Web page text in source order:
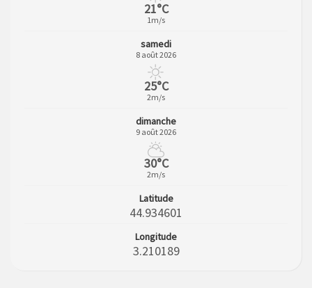
21°C
1m/s
samedi
8 août 2026
25°C
2m/s
dimanche
9 août 2026
30°C
2m/s
Latitude
44.934601
Longitude
3.210189